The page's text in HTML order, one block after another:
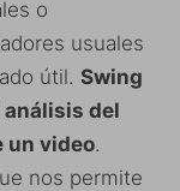
o
usuales
útil. Swing
del
un video.
nos permite